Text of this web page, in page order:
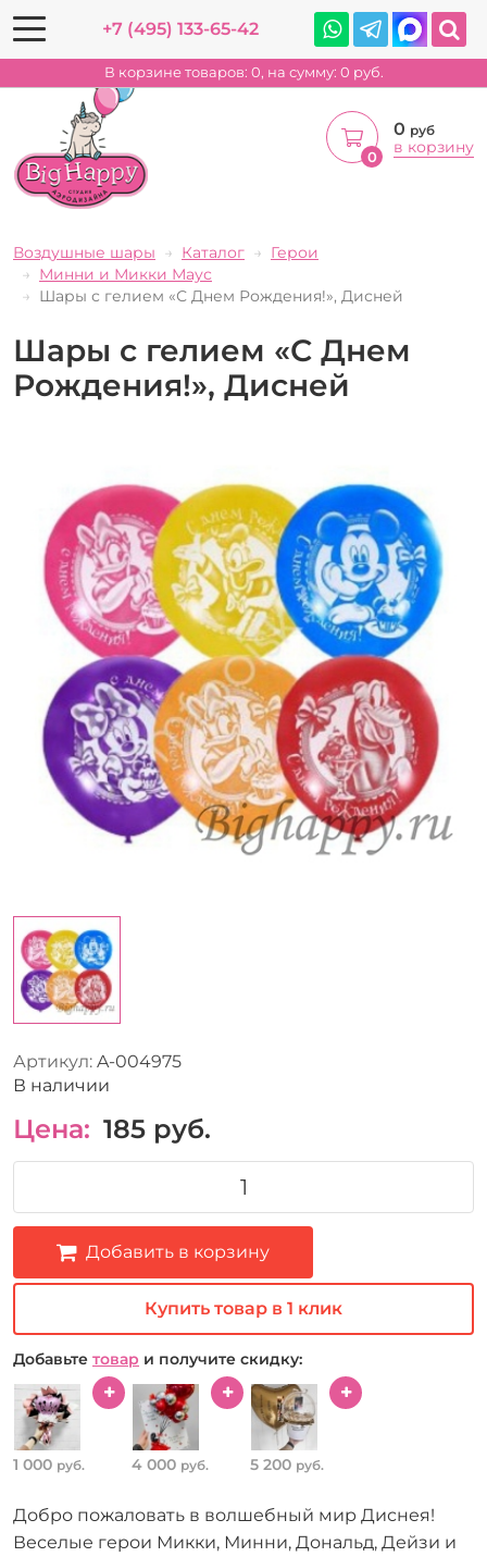
+7 (495) 133-65-42
В корзине товаров: 0, на сумму: 0 руб.
0
0 руб
в корзину
Воздушные шары Каталог
Герои
Минни и Микки Маус
Шары с гелием «С Днем Рождения!», Дисней
Шары с гелием «С Днем
Рождения!», Дисней
Артикул: A-004975
В наличии
Цена: 185 руб.
Добавить в корзину
Купить товар в 1 клик
Добавьте товар и получите скидку:
1 000 руб. 4 000 руб. 5 200 руб.
Добро пожаловать в волшебный мир Диснея!
Веселые герои Микки, Минни, Дональд, Дейзи и